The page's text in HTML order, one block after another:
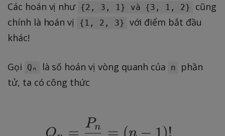
Các hoán vị như {2, 3, 1} và {3, 1, 2}
cũng
chính là hoán vị
{1, 2, 3}
với điểm bắt đầu
khác!
Gọi Qₙ là số hoán vị vòng quanh của n
phần
tử, ta có công thức